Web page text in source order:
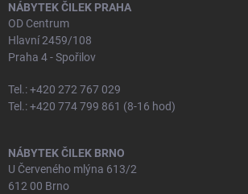
NÁBYTEK ČILEK PRAHA
OD Centrum
Hlavní 2459/108
Praha 4 - Spořilov
Tel.: +420 272 767 029
Tel.: +420 774 799 861 (8-16 hod)
NÁBYTEK ČILEK BRNO
U Červeného mlýna 613/2
612 00 Brno